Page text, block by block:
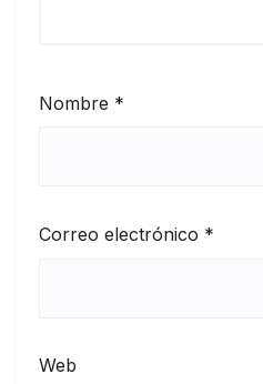
Nombre *
Correo electrónico *
Web